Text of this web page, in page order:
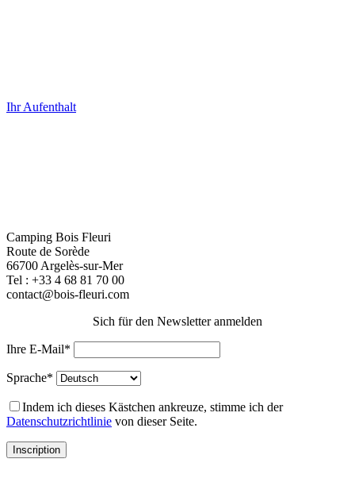
Ihr Aufenthalt
Camping Bois Fleuri
Route de Sorède
66700 Argelès-sur-Mer
Tel : +33 4 68 81 70 00
contact@bois-fleuri.com
Sich für den Newsletter anmelden
Ihre E-Mail*
Sprache*
Indem ich dieses Kästchen ankreuze, stimme ich der
Datenschutzrichtlinie von dieser Seite.